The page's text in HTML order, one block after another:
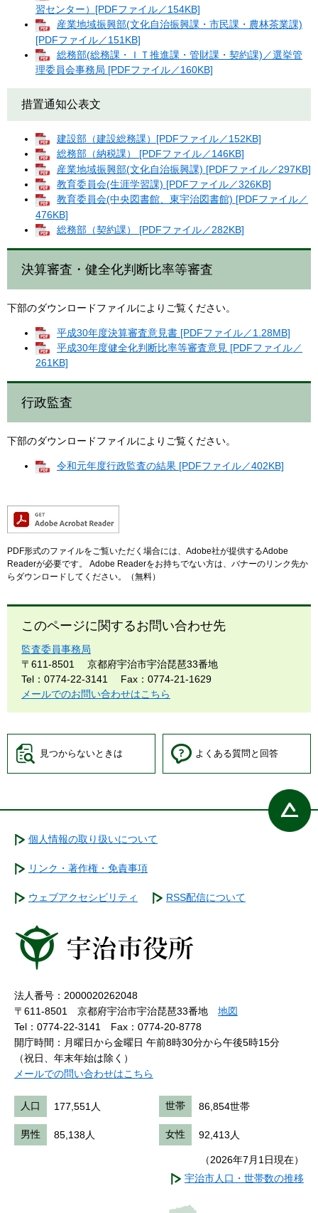
習センター）[PDFファイル／154KB]
産業地域振興部(文化自治振興課・市民課・農林茶業課)
[PDFファイル／151KB]
総務部(総務課・ＩＴ推進課・管財課・契約課)／選挙管
理委員会事務局 [PDFファイル／160KB]
措置通知公表文
建設部（建設総務課）[PDFファイル／152KB]
総務部（納税課） [PDFファイル／146KB]
産業地域振興部(文化自治振興課) [PDFファイル／297KB]
教育委員会(生涯学習課) [PDFファイル／326KB]
教育委員会(中央図書館、東宇治図書館) [PDFファイル／
476KB]
総務部（契約課） [PDFファイル／282KB]
決算審査・健全化判断比率等審査
下部のダウンロードファイルによりご覧ください。
平成30年度決算審査意見書 [PDFファイル／1.28MB]
平成30年度健全化判断比率等審査意見 [PDFファイル／
261KB]
行政監査
下部のダウンロードファイルによりご覧ください。
令和元年度行政監査の結果 [PDFファイル／402KB]
PDF形式のファイルをご覧いただく場合には、Adobe社が提供するAdobe
Readerが必要です。
Adobe Readerをお持ちでない方は、バナーのリンク先か
らダウンロードしてください。（無料）
このページに関するお問い合わせ先
監査委員事務局
〒611-8501
京都府宇治市宇治琵琶33番地
Tel：0774-22-3141
Fax：0774-21-1629
メールでのお問い合わせはこちら
見つからないときは よくある質問と回答
個人情報の取り扱いについて
リンク・著作権・免責事項
ウェブアクセシビリティ RSS配信について
法人番号：2000020262048
〒611-8501 京都府宇治市宇治琵琶33番地 地図
Tel：0774-22-3141
Fax：0774-20-8778
開庁時間：月曜日から金曜日 午前8時30分から午後5時15分
（祝日、年末年始は除く）
メールでの問い合わせはこちら
人口 177,551人 世帯 86,854世帯
男性 85,138人 女性 92,413人
（2026年7月1日現在）
宇治市人口・世帯数の推移